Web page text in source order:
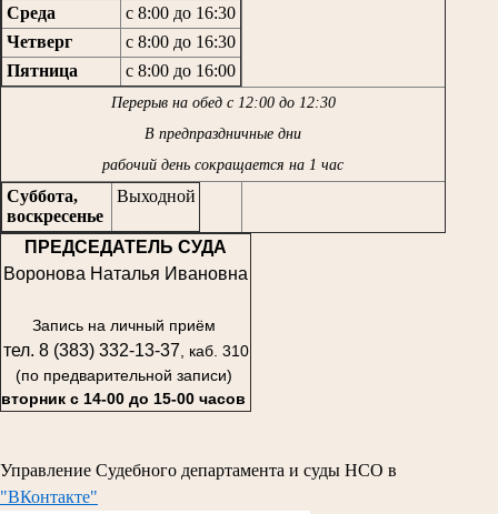
Среда
с 8:00 до 16:30
Четверг
с 8:00 до 16:30
Пятница
с 8:00 до 16:00
Перерыв на обед с 12:00 до 12:30
В предпраздничные дни
рабочий день сокращается на 1 час
Суббота,
воскресенье
Выходной
ПРЕДСЕДАТЕЛЬ СУДА
Воронова Наталья Ивановна
Запись на личный приём
тел. 8 (383) 332-13-37 , каб. 310
(по предварительной записи)
вторник с 14-00 до 15-00 часов
Управление Судебного департамента и суды НСО в
"ВКонтакте"